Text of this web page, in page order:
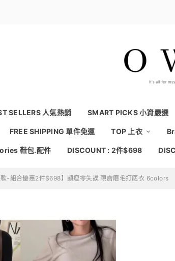
SELLERS 人氣熱銷 SMART PICKS 小資嚴選
FREE SHIPPING 單件免運 TOP 上衣
鞋包.配件 DISCOUNT : 2件$698
款-組合優惠2件$698】顯瘦零失誤 親膚磨毛打底衣 6colors